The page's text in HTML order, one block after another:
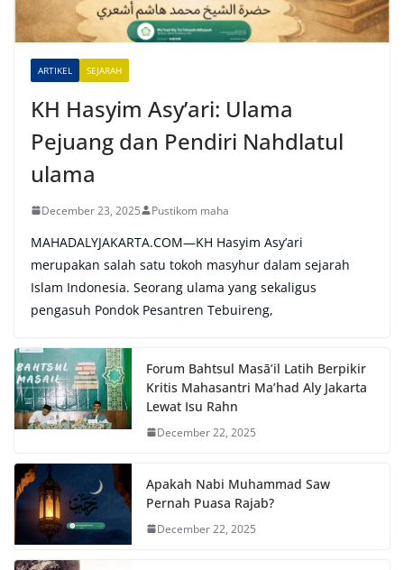
v
ARTIKEL SEJARAH
KH Hasyim Asy’ari: Ulama
Pejuang dan Pendiri Nahdlatul
ulama
December 23, 2025 Pustikom maha
MAHADALYJAKARTA.COM—KH Hasyim Asy’ari
merupakan salah satu tokoh masyhur dalam sejarah
Islam Indonesia. Seorang ulama yang sekaligus
pengasuh Pondok Pesantren Tebuireng,
Forum Bahtsul Masā’il Latih Berpikir
Kritis Mahasantri Ma’had Aly Jakarta
Lewat Isu Rahn
December 22, 2025
Apakah Nabi Muhammad Saw
Pernah Puasa Rajab?
December 22, 2025